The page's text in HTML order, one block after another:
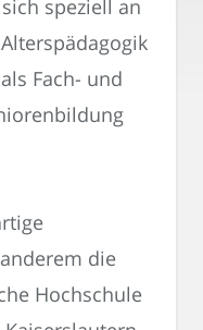
speziell an
Fach- und
die
Hochschule